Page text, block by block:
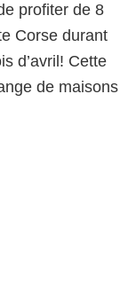
profiter de 8
Corse durant
d’avril! Cette
de maisons